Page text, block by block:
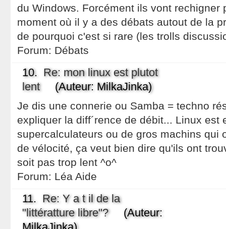
du Windows. Forcément ils vont rechigner
moment où il y a des débats autout de la
de pourquoi c'est si rare (les trolls
Forum: Débats
10. Re: mon linux est plutot
lent(Auteur: MilkaJinka)
Je dis une connerie ou Samba = techno
expliquer la diff´rence de débit... Linux est
supercalculateurs ou de gros machins qui
de vélocité, ça veut bien dire qu'ils ont
soit pas trop lent ^o^
Forum: Léa Aide
11. Re: Y a t il de la
"littératture libre"?(Auteur: